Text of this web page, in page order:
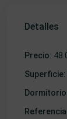
Detalles
Precio:
Superficie: